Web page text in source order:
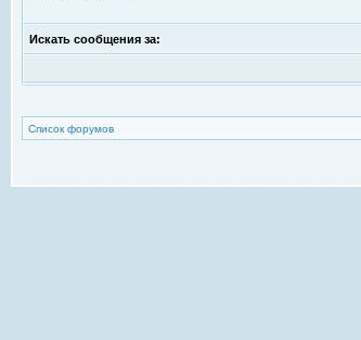
Искать сообщения за:
Список форумов